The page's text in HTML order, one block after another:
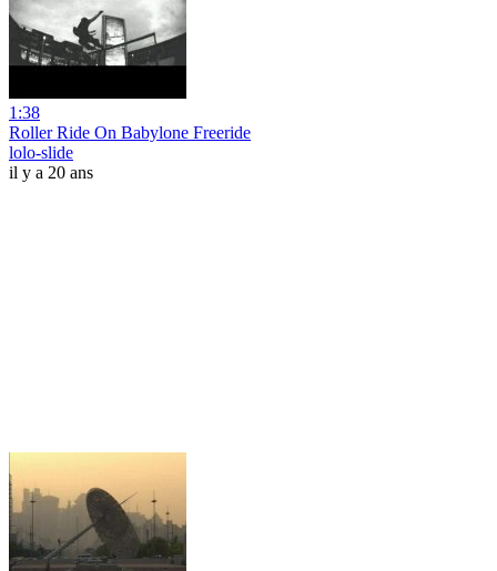
1:38
Roller Ride On Babylone Freeride
lolo-slide
il y a 20 ans